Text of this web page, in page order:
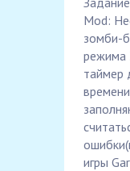
Mod:
зомби-
режима
таймер
игры